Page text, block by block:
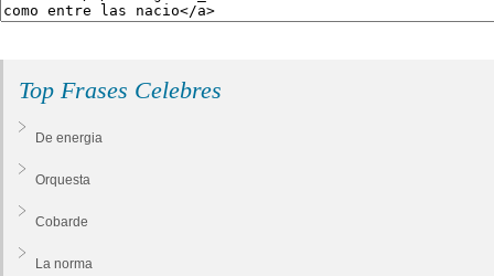
Top Frases Celebres
De energia
Orquesta
Cobarde
La norma